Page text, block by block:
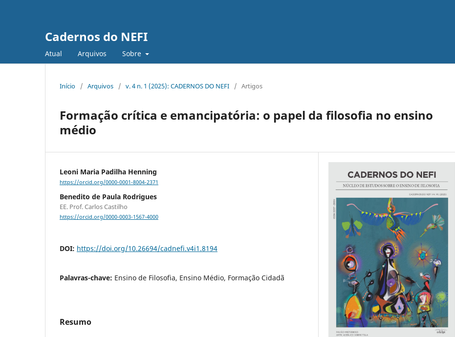
Cadernos do NEFI
Atual Arquivos Sobre
Início / Arquivos / v. 4 n. 1 (2025): CADERNOS DO NEFI / Artigos
Formação crítica e emancipatória: o papel da filosofia no ensino
médio
Leoni Maria Padilha Henning
https://orcid.org/0000-0001-8004-2371
Benedito de Paula Rodrigues
EE. Prof. Carlos Castilho
https://orcid.org/0000-0003-1567-4000
DOI: https://doi.org/10.26694/cadnefi.v4i1.8194
Palavras-chave: Ensino de Filosofia, Ensino Médio, Formação Cidadã
Resumo